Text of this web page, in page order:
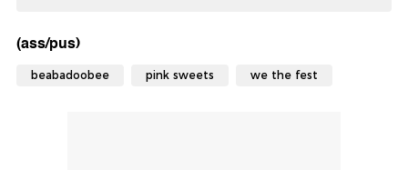
(ass/pus)
beabadoobee pink sweets we the fest